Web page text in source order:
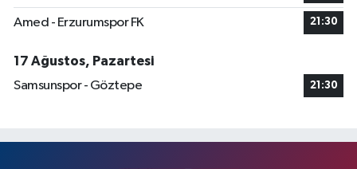
Amed - Erzurumspor FK 21:30
17 Ağustos, Pazartesi
Samsunspor - Göztepe
21:30